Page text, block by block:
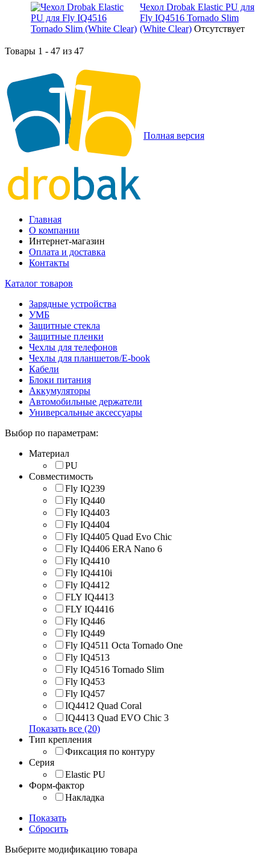
Чехол Drobak Elastic PU для
Fly IQ4516 Tornado Slim
(White Clear) Отсутствует
Товары 1 - 47 из 47
Полная версия
Главная
О компании
Интернет-магазин
Оплата и доставка
Контакты
Каталог товаров
Зарядные устройства
УМБ
Защитные стекла
Защитные пленки
Чехлы для телефонов
Чехлы для планшетов/E-book
Кабели
Блоки питания
Аккумуляторы
Автомобильные держатели
Универсальные аксессуары
Выбор по параметрам:
Материал
PU
Совместимость
Fly IQ239
Fly IQ440
Fly IQ4403
Fly IQ4404
Fly IQ4405 Quad Evo Chic
Fly IQ4406 ERA Nano 6
Fly IQ4410
Fly IQ4410i
Fly IQ4412
FLY IQ4413
FLY IQ4416
Fly IQ446
Fly IQ449
Fly IQ4511 Octa Tornado One
Fly IQ4513
Fly IQ4516 Tornado Slim
Fly IQ453
Fly IQ457
IQ4412 Quad Coral
IQ4413 Quad EVO Chic 3
Показать все (20)
Тип крепления
Фиксация по контуру
Серия
Elastic PU
Форм-фактор
Накладка
Показать
Сбросить
Выберите модификацию товара